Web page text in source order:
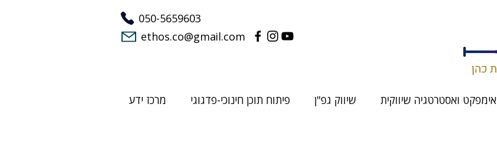
050-5659603
ethos.co@gmail.com
אימפקט ואסטרטגיה שיווקית שיווק גפ"ן פיתוח תוכן חינוכי-פדגוגי מרכז ידע